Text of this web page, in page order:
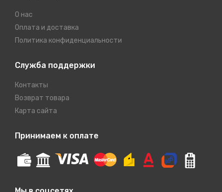
О нас
Оплата и доставка
Политика конфиденциальности
Служба поддержки
Контакты
Возврат товара
Карта сайта
Принимаем к оплате